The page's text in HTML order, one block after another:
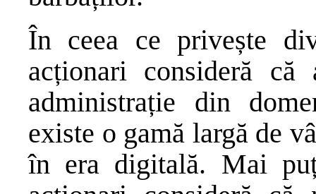
În ceea ce privește
acționari consideră
administrație din
existe o gamă largă de
în era digitală. Mai